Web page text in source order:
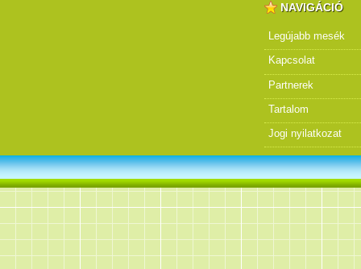
NAVIGÁCIÓ
Legújabb mesék
Kapcsolat
Partnerek
Tartalom
Jogi nyilatkozat